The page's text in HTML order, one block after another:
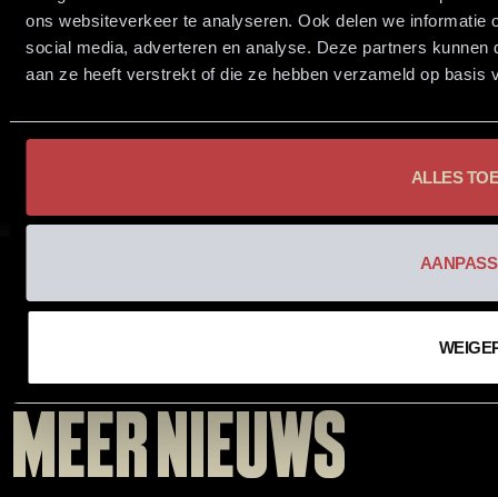
ons websiteverkeer te analyseren. Ook delen we
social media, adverteren en analyse. Deze partners
aan ze heeft verstrekt of die ze hebben verzameld op basis
ALLES
Meer nieuws